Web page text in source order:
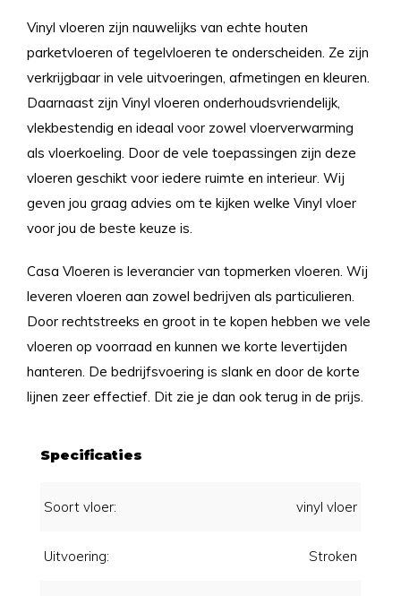
Vinyl vloeren zijn nauwelijks van echte houten
parketvloeren of tegelvloeren te onderscheiden. Ze zijn
verkrijgbaar in vele uitvoeringen, afmetingen en kleuren.
Daarnaast zijn Vinyl vloeren onderhoudsvriendelijk,
vlekbestendig en ideaal voor zowel vloerverwarming
als vloerkoeling. Door de vele toepassingen zijn deze
vloeren geschikt voor iedere ruimte en interieur. Wij
geven jou graag advies om te kijken welke Vinyl vloer
voor jou de beste keuze is.
Casa Vloeren is leverancier van topmerken vloeren. Wij
leveren vloeren aan zowel bedrijven als particulieren.
Door rechtstreeks en groot in te kopen hebben we vele
vloeren op voorraad en kunnen we korte levertijden
hanteren. De bedrijfsvoering is slank en door de korte
lijnen zeer effectief. Dit zie je dan ook terug in de prijs.
Specificaties
Soort vloer: vinyl vloer
Uitvoering: Stroken